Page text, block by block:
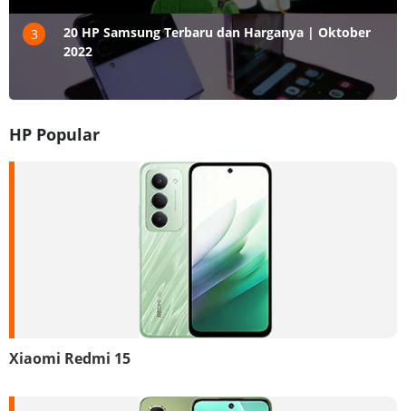
3
20 HP Samsung Terbaru dan Harganya | Oktober
2022
HP Popular
Xiaomi Redmi 15